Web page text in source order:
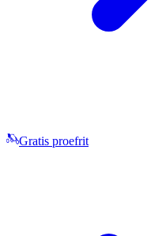
Gratis proefrit